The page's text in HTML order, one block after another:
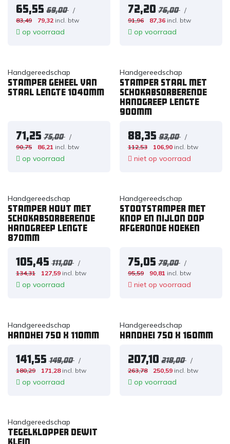
65,55 69,00 /
83,49 79,32 incl. btw
op voorraad
72,20 76,00 /
91,96 87,36 incl. btw
op voorraad
Handgereedschap
Stamper geheel van
staal lengte 1040mm
71,25 75,00 /
90,75 86,21 incl. btw
op voorraad
Handgereedschap
Stamper staal met
schokabsorberende
handgreep lengte
900mm
88,35 93,00 /
112,53 106,90 incl. btw
niet op voorraad
Handgereedschap
Stamper hout met
schokabsorberende
handgreep lengte
870mm
105,45 111,00 /
134,31 127,59 incl. btw
op voorraad
Handgereedschap
Stootstamper met
knop en nijlon dop
afgeronde hoeken
75,05 79,00 /
95,59 90,81 incl. btw
niet op voorraad
Handgereedschap
Handhei 750 x 110mm
141,55 149,00 /
180,29 171,28 incl. btw
op voorraad
Handgereedschap
Handhei 750 x 160mm
207,10 218,00 /
263,78 250,59 incl. btw
op voorraad
Handgereedschap
Tegelklopper dewit
klein